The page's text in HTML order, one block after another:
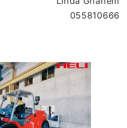
055810666